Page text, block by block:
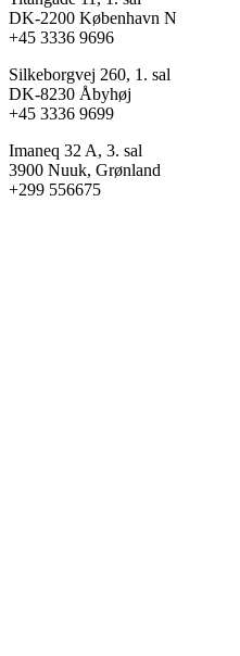
DK-2200 København N
+45 3336 9696
Silkeborgvej 260, 1. sal
DK-8230 Åbyhøj
+45 3336 9699
Imaneq 32 A, 3. sal
3900 Nuuk, Grønland
+299 556675